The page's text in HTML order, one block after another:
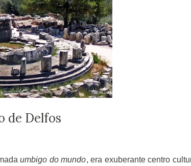
de Delfos
umbigo do mundo, era exuberante centro